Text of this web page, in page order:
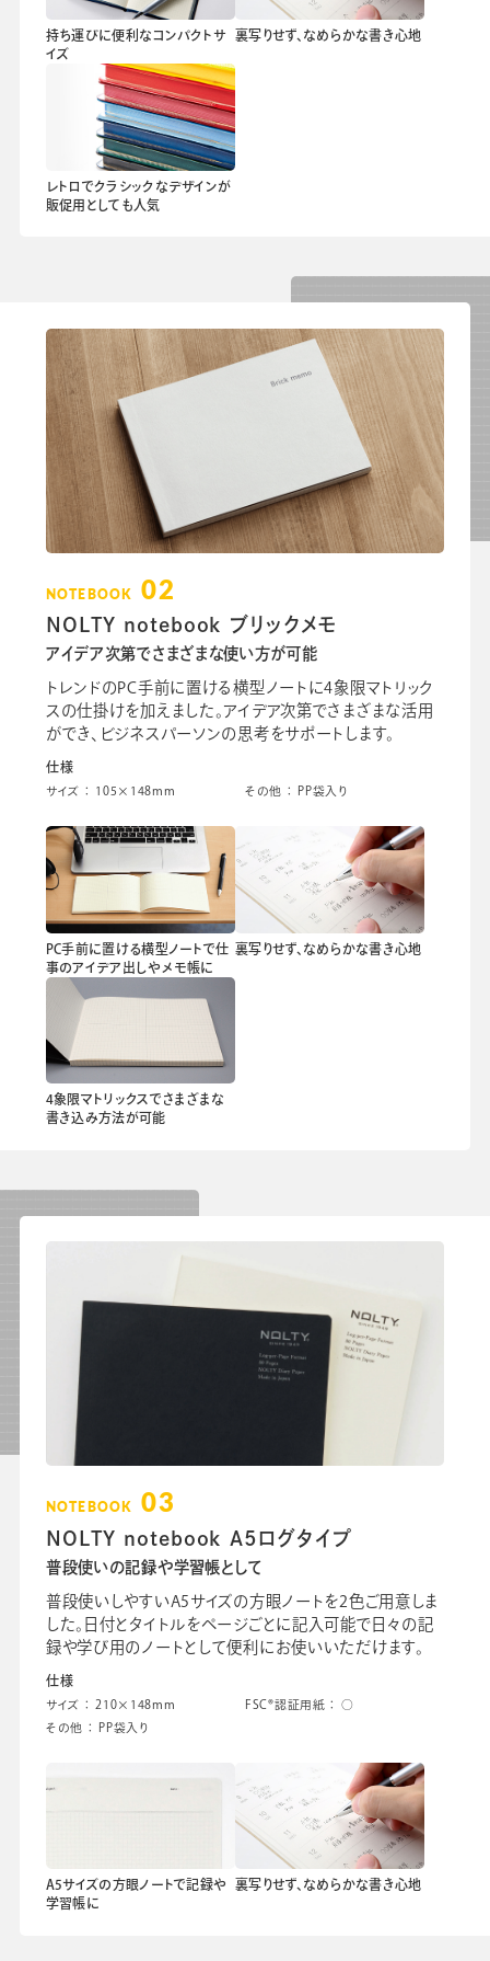
持ち運びに便利なコンパクトサ
イズ
裏写りせず、なめらかな書き心地
レトロでクラシックなデザインが
販促用としても人気
NOTEBOOK 02
NOLTY notebook ブリックメモ
アイデア次第でさまざまな使い方が可能
トレンドのPC手前に置ける横型ノートに4象限マトリック
スの仕掛けを加えました。アイデア次第でさまざまな活用
ができ、ビジネスパーソンの思考をサポートします。
仕様
サイズ ： 105×148mm その他 ： PP袋入り
PC手前に置ける横型ノートで仕
事のアイデア出しやメモ帳に
裏写りせず、なめらかな書き心地
4象限マトリックスでさまざまな
書き込み方法が可能
NOTEBOOK 03
NOLTY notebook A5ログタイプ
普段使いの記録や学習帳として
普段使いしやすいA5サイズの方眼ノートを2色ご用意しま
した。日付とタイトルをページごとに記入可能で日々の記
録や学び用のノートとして便利にお使いいただけます。
仕様
サイズ ： 210×148mm FSC®認証用紙 ： ○
その他 ： PP袋入り
A5サイズの方眼ノートで記録や
学習帳に
裏写りせず、なめらかな書き心地